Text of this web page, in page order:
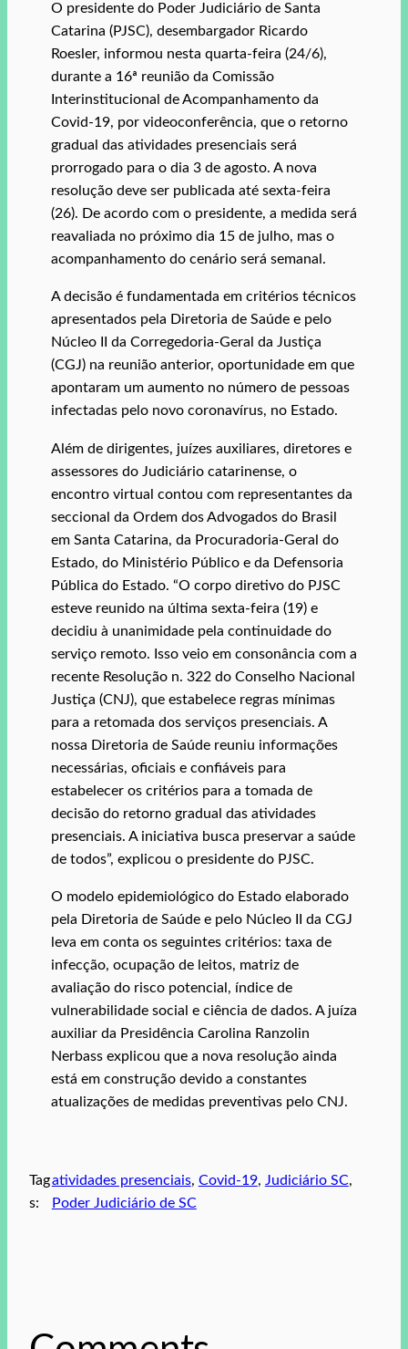
O presidente do Poder Judiciário de Santa
Catarina (PJSC), desembargador Ricardo
Roesler, informou nesta quarta-feira (24/6),
durante a 16ª reunião da Comissão
Interinstitucional de Acompanhamento da
Covid-19, por videoconferência, que o retorno
gradual das atividades presenciais será
prorrogado para o dia 3 de agosto. A nova
resolução deve ser publicada até sexta-feira
(26). De acordo com o presidente, a medida será
reavaliada no próximo dia 15 de julho, mas o
acompanhamento do cenário será semanal.
A decisão é fundamentada em critérios técnicos
apresentados pela Diretoria de Saúde e pelo
Núcleo II da Corregedoria-Geral da Justiça
(CGJ) na reunião anterior, oportunidade em que
apontaram um aumento no número de pessoas
infectadas pelo novo coronavírus, no Estado.
Além de dirigentes, juízes auxiliares, diretores e
assessores do Judiciário catarinense, o
encontro virtual contou com representantes da
seccional da Ordem dos Advogados do Brasil
em Santa Catarina, da Procuradoria-Geral do
Estado, do Ministério Público e da Defensoria
Pública do Estado. “O corpo diretivo do PJSC
esteve reunido na última sexta-feira (19) e
decidiu à unanimidade pela continuidade do
serviço remoto. Isso veio em consonância com a
recente Resolução n. 322 do Conselho Nacional
Justiça (CNJ), que estabelece regras mínimas
para a retomada dos serviços presenciais. A
nossa Diretoria de Saúde reuniu informações
necessárias, oficiais e confiáveis para
estabelecer os critérios para a tomada de
decisão do retorno gradual das atividades
presenciais. A iniciativa busca preservar a saúde
de todos”, explicou o presidente do PJSC.
O modelo epidemiológico do Estado elaborado
pela Diretoria de Saúde e pelo Núcleo II da CGJ
leva em conta os seguintes critérios: taxa de
infecção, ocupação de leitos, matriz de
avaliação do risco potencial, índice de
vulnerabilidade social e ciência de dados. A juíza
auxiliar da Presidência Carolina Ranzolin
Nerbass explicou que a nova resolução ainda
está em construção devido a constantes
atualizações de medidas preventivas pelo CNJ.
Tag
s:
atividades presenciais, Covid-19, Judiciário SC
Poder Judiciário de SC